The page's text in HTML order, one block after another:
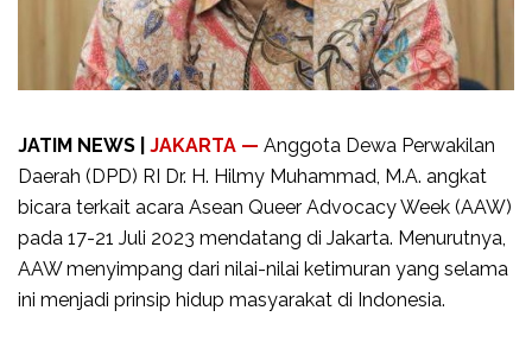
JATIM NEWS | JAKARTA — Anggota Dewa Perwakilan
Daerah (DPD) RI Dr. H. Hilmy Muhammad, M.A. angkat
bicara terkait acara Asean Queer Advocacy Week (AAW)
pada 17-21 Juli 2023 mendatang di Jakarta. Menurutnya,
AAW menyimpang dari nilai-nilai ketimuran yang selama
ini menjadi prinsip hidup masyarakat di Indonesia.